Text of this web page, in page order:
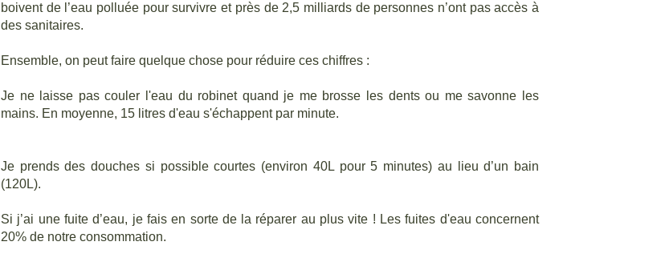
boivent de l’eau polluée pour survivre et près de 2,5 milliards de personnes n’ont pas accès à
des sanitaires.
Ensemble, on peut faire quelque chose pour réduire ces chiffres :
Je ne laisse pas couler l'eau du robinet quand je me brosse les dents ou me savonne les
mains. En moyenne, 15 litres d'eau s'échappent par minute.
Je prends des douches si possible courtes (environ 40L pour 5 minutes) au lieu d’un bain
(120L).
Si j’ai une fuite d’eau, je fais en sorte de la réparer au plus vite ! Les fuites d'eau concernent
20% de notre consommation.